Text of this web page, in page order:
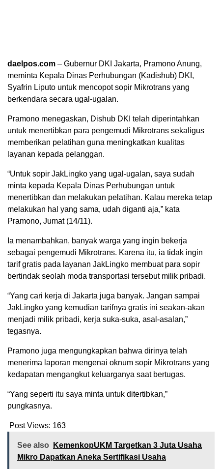
daelpos.com – Gubernur DKI Jakarta, Pramono Anung,
meminta Kepala Dinas Perhubungan (Kadishub) DKI,
Syafrin Liputo untuk mencopot sopir Mikrotrans yang
berkendara secara ugal-ugalan.
Pramono menegaskan, Dishub DKI telah diperintahkan
untuk menertibkan para pengemudi Mikrotrans sekaligus
memberikan pelatihan guna meningkatkan kualitas
layanan kepada pelanggan.
“Untuk sopir JakLingko yang ugal-ugalan, saya sudah
minta kepada Kepala Dinas Perhubungan untuk
menertibkan dan melakukan pelatihan. Kalau mereka tetap
melakukan hal yang sama, udah diganti aja,” kata
Pramono, Jumat (14/11).
Ia menambahkan, banyak warga yang ingin bekerja
sebagai pengemudi Mikrotrans. Karena itu, ia tidak ingin
tarif gratis pada layanan JakLingko membuat para sopir
bertindak seolah moda transportasi tersebut milik pribadi.
“Yang cari kerja di Jakarta juga banyak. Jangan sampai
JakLingko yang kemudian tarifnya gratis ini seakan-akan
menjadi milik pribadi, kerja suka-suka, asal-asalan,”
tegasnya.
Pramono juga mengungkapkan bahwa dirinya telah
menerima laporan mengenai oknum sopir Mikrotrans yang
kedapatan mengangkut keluarganya saat bertugas.
“Yang seperti itu saya minta untuk ditertibkan,”
pungkasnya.
Post Views: 163
See also
KemenkopUKM Targetkan 3 Juta Usaha
Mikro Dapatkan Aneka Sertifikasi Usaha